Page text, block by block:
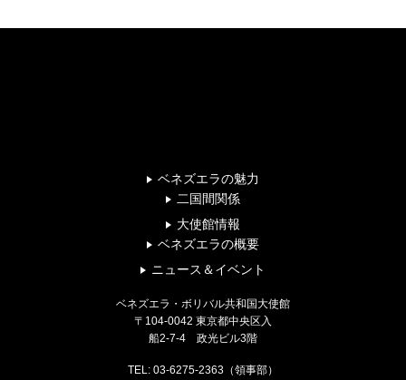
ベネズエラの魅力
二国間関係
大使館情報
ベネズエラの概要
ニュース＆イベント
ベネズエラ・ボリバル共和国大使館
〒104-0042 東京都中央区入
船2-7-4 政光ビル3階
TEL: 03-6275-2363（領事部）